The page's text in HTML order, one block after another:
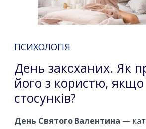
ПСИХОЛОГІЯ
День закоханих. Як
його з користю,
стосунків?
День Святого Валентина —